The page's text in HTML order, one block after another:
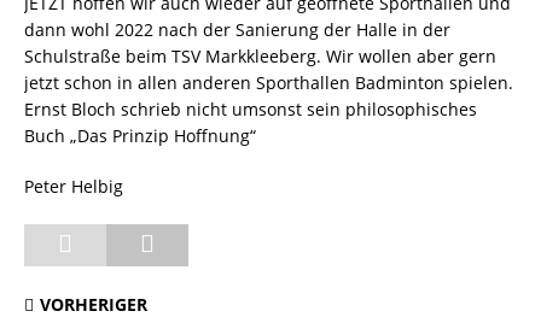
dann wohl 2022 nach der Sanierung der Halle in der
Schulstraße beim TSV Markkleeberg. Wir wollen aber gern
jetzt schon in allen anderen Sporthallen Badminton spielen.
Ernst Bloch schrieb nicht umsonst sein philosophisches
Buch „Das Prinzip Hoffnung“
Peter Helbig
VORHERIGER